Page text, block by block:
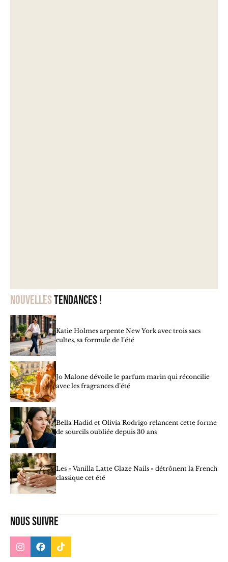
Nouvellestendances !
Katie Holmes arpente New York avec trois sacs
cultes, sa formule de l’été
Jo Malone dévoile le parfum marin qui réconcilie
avec les fragrances d’été
Bella Hadid et Olivia Rodrigo relancent cette forme
de sourcils oubliée depuis 30 ans
Les « Vanilla Latte Glaze Nails » détrônent la French
classique cet été
Nous suivre